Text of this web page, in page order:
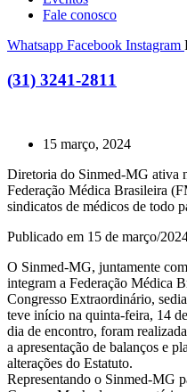
Fale conosco
Whatsapp Facebook Instagram
(31) 3241-2811
15 março, 2024
Diretoria do Sinmed-MG ativa
Federação Médica Brasileira
sindicatos de médicos de todo
Publicado em 15 de março/
O Sinmed-MG, juntamente
integram a Federação Médica
Congresso Extraordinário,
teve início na quinta-feira, 14
dia de encontro, foram
a apresentação de balanços e
alterações do Estatuto.
Representando o Sinmed-MG